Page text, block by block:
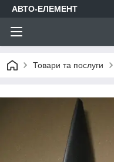
АВТО-ЕЛЕМЕНТ
Товари та послуги